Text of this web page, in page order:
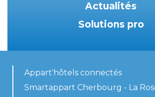
Actualités
Solutions pro
Appart'hôtels connectés
Smartappart Cherbourg - La